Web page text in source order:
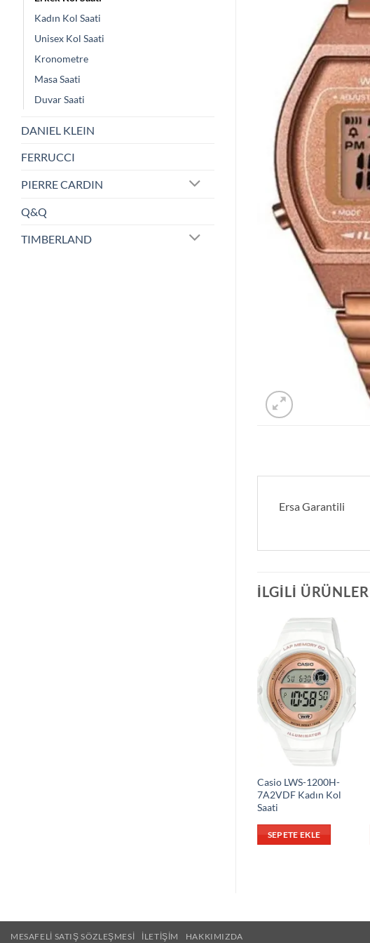
Kadın Kol Saati
Unisex Kol Saati
Kronometre
Masa Saati
Duvar Saati
DANIEL KLEIN
FERRUCCI
PIERRE CARDIN
Q&Q
TIMBERLAND
Ersa Garantili
İLGILI ÜRÜNLER
Casio LWS-1200H-
7A2VDF Kadın Kol
Saati
SEPETE EKLE
MESAFELI SATIŞ SÖZLEŞMESI İLETIŞIM HAKKIMIZDA